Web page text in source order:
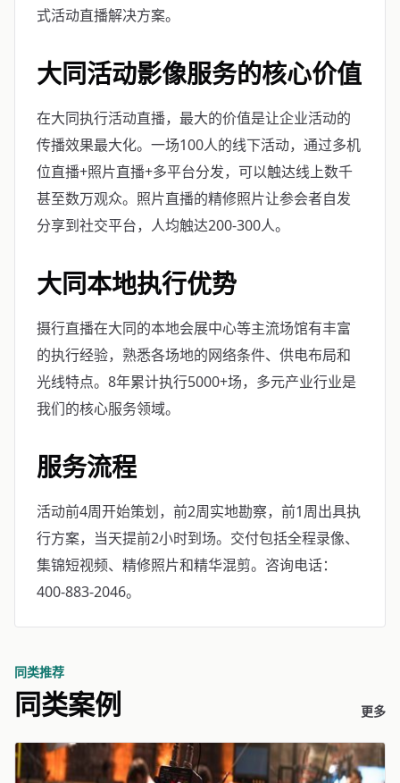
式活动直播解决方案。
大同活动影像服务的核心价值
在大同执行活动直播，最大的价值是让企业活动的
传播效果最大化。一场100人的线下活动，通过多机
位直播+照片直播+多平台分发，可以触达线上数千
甚至数万观众。照片直播的精修照片让参会者自发
分享到社交平台，人均触达200-300人。
大同本地执行优势
摄行直播在大同的本地会展中心等主流场馆有丰富
的执行经验，熟悉各场地的网络条件、供电布局和
光线特点。8年累计执行5000+场，多元产业行业是
我们的核心服务领域。
服务流程
活动前4周开始策划，前2周实地勘察，前1周出具执
行方案，当天提前2小时到场。交付包括全程录像、
集锦短视频、精修照片和精华混剪。咨询电话：
400-883-2046。
同类推荐
同类案例 更多